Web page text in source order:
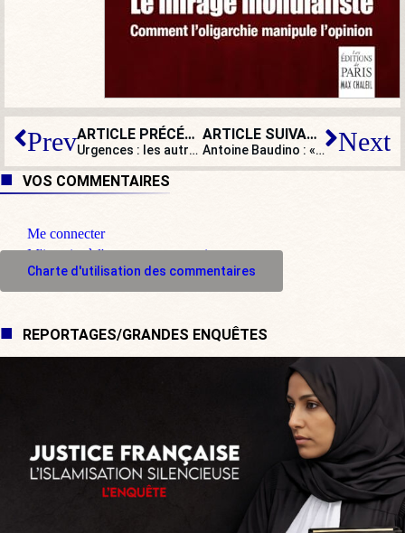
Prev ARTICLE PRÉCÉDENT
Urgences : les autres pathologies ont disparu… attention danger !
ARTICLE SUIVANT
Antoine Baudino : « Malgré la crise sanitaire, le sectarisme de gauche a prévalu sur l’intérêt général » Next
VOS COMMENTAIRES
Me connecter
M'inscrire à l'espace commentaire
Charte d'utilisation des commentaires
REPORTAGES/GRANDES ENQUÊTES